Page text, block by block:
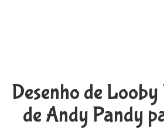
Desenho de
de Andy Pandy